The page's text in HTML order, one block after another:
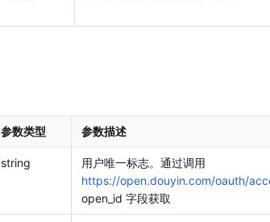
参数类型 参数描述
string
https://open.douyin.com/oauth/
open_id 字段获取